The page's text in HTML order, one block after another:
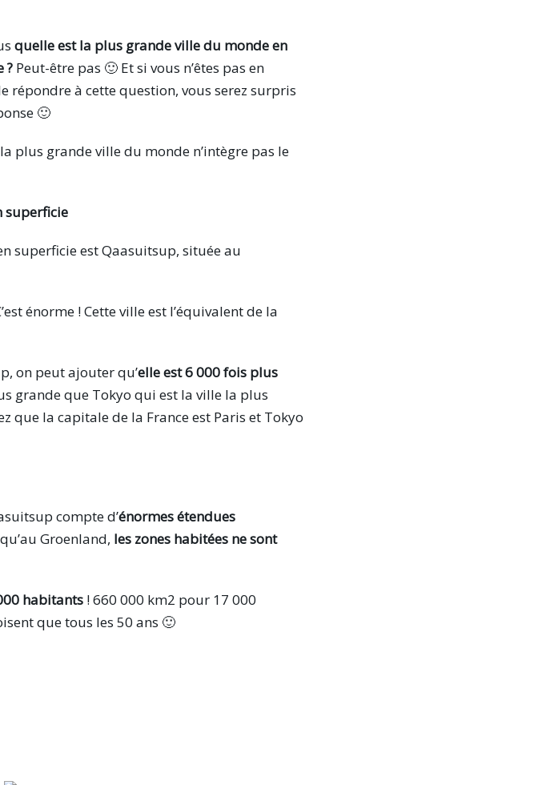
quelle est la plus grande ville du monde en
? Peut-être pas 🙂 Et si vous n’êtes pas en
répondre à cette question, vous serez surpris
🙂
plus grande ville du monde n’intègre pas le
superficie
superficie est Qaasuitsup, située au
énorme ! Cette ville est l’équivalent de la
on peut ajouter qu’elle est 6 000 fois plus
grande que Tokyo qui est la ville la plus
que la capitale de la France est Paris et Tokyo
compte d’énormes étendues
Groenland, les zones habitées ne sont
habitants! 660 000 km2 pour 17 000
que tous les 50 ans 🙂